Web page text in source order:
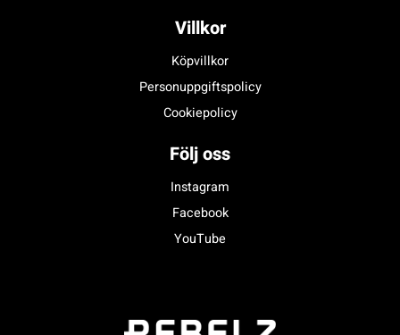
Villkor
Köpvillkor
Personuppgiftspolicy
Cookiepolicy
Följ oss
Instagram
Facebook
YouTube